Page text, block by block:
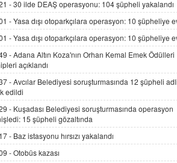
Kişisel verilerin korunması ve dijital
hukukun gelişimi
15.09.2025 16:17
SEHER EREK
Kış Ayları Geldi, Hangi Önlemler
Alınmalı?
İNCİ GÜL AKÖL
Trump Keşke Adana'yı da Ziyaret
06.07.2026 13:00
-30 ilde DEAŞ operasyonu: 104 şüpheli yakalandı
-Yasa dışı otoparkçılara operasyon: 10 şüpheliye
-Yasa dışı otoparkçılara operasyon: 10 şüpheliye
-Adana Altın Koza'nın Orhan Kemal Emek Ödülleri
açıklandı
-Avcılar Belediyesi soruşturmasında 12 şüpheli
edildi
- Kuşadası Belediyesi soruşturmasında operasyon
15 şüpheli gözaltında
- Baz istasyonu hırsızı yakalandı
-Otobüs kazası